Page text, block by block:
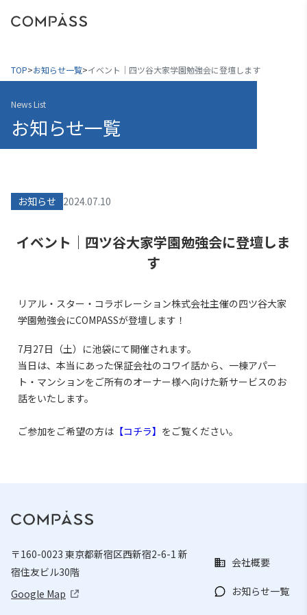
TOP>お知らせ一覧>イベント｜四ツ谷大家学園勉強会に登壇します
News List
お知らせ一覧
お知らせ 2024.07.10
イベント｜四ツ谷大家学園勉強会に登壇しま
す
リアル・スター・コラボレーション株式会社主催の四ツ谷大家
学園勉強会にCOMPASSが登壇します！
7月27日（土）に池袋にて開催されます。
当日は、本当にあった保証会社のコワイ話から、一棟アパー
ト・マンションをご所有のオーナー様へ向けた新サービスのお
話をいたします。
ご参加をご希望の方は 【コチラ】 をご覧ください。
〒160-0023 東京都新宿区西新宿2-6-1 新
宿住友ビル30階
Google Map
会社概要
お知らせ一覧